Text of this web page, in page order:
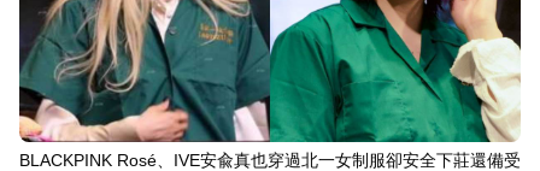
BLACKPINK Rosé、IVE安兪真也穿過北一女制服卻安全下莊還備受